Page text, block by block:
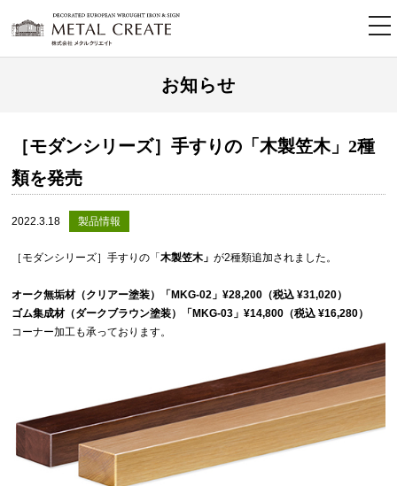
お知らせ
［モダンシリーズ］手すりの「木製笠木」2種
類を発売
2022.3.18 製品情報
［モダンシリーズ］手すりの「木製笠木」が2種類追加されました。
オーク無垢材（クリアー塗装）「MKG-02」¥28,200（税込 ¥31,020）
ゴム集成材（ダークブラウン塗装）「MKG-03」¥14,800（税込 ¥16,280）
コーナー加工も承っております。